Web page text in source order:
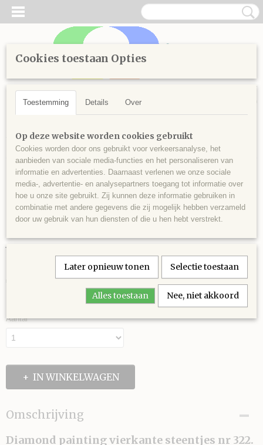
Inloggen Registreren
UW WINKELWAGEN
Home >Diamond Painting> Losse steentjes vierkant
vanaf 300 >Vierkante steentjes nr 322
Vierkante steentjes nr 322
€ 0,30
Aantal
IN WINKELWAGEN
Omschrijving
Diamond painting vierkante steentjes nr 322.
Cookies toestaan Opties
Toestemming Details Over
Op deze website worden cookies gebruikt
Cookies worden door ons gebruikt voor verkeersanalyse, het
aanbieden van sociale media-functies en het personaliseren van
informatie en advertenties. Daarnaast verlenen we onze sociale
media-, advertentie- en analysepartners toegang tot informatie over
hoe u onze site gebruikt. Zij kunnen deze informatie gebruiken in
combinatie met andere gegevens die zij mogelijk hebben verzameld
door uw gebruik van hun diensten of die u hen hebt verstrekt.
Later opnieuw tonen Selectie toestaan
Alles toestaan Nee, niet akkoord